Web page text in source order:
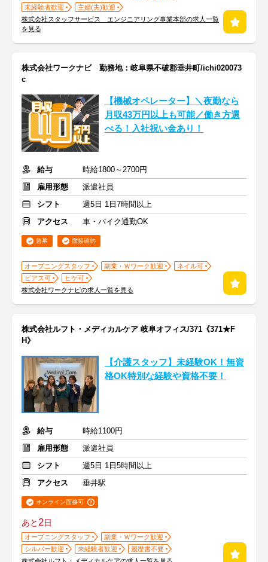
未経験者歓迎
主婦(夫)歓迎
株式会社スタッフサービス エンジニアリング事業本部の求人一覧
を見る
株式会社ワークナビ 勤務地：岐阜県不破郡垂井町/ichi020073
c
【機械オペレーター】＼夜勤なら
月収43万円以上も可能／働き方選
べる！入社祝い金あり！
給与
時給1800～2700円
雇用形態
派遣社員
シフト
週5日 1日7時間以上
アクセス
車・バイク通勤OK
急募 面接確約
オープニングスタッフ 副業・Ｗワーク歓迎
ネイル可
ピアス可
ヒゲ可
株式会社ワークナビの求人一覧を見る
株式会社ルフト・メディカルケア 岐阜オフィス/371《371★F
H》
【介護スタッフ】未経験OK！無資
格OK特別な経験や資格不要！
給与
時給1100円
雇用形態
派遣社員
シフト
週5日 1日5時間以上
アクセス
垂井駅
オンライン面接可
あと2日
オープニングスタッフ
副業・Ｗワーク歓迎
シルバー歓迎
未経験者歓迎
履歴書不要